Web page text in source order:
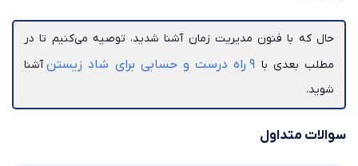
حال که با فنون مدیریت زمان آشنا شدید، توصیه می‌کنیم تا در
مطلب بعدی با ۹ راه درست و حسابی برای شاد زیستن
آشنا
شوید.
سوالات متداول